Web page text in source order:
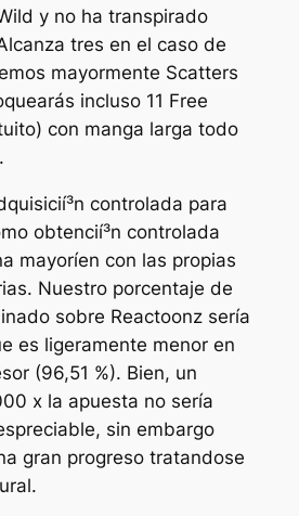
y no ha transpirado
tres en el caso de
mayormente Scatters
incluso 11 Free
con manga larga todo
controlada para
obtencií³n controlada
mayorí­en con las propias
Nuestro porcentaje de
sobre Reactoonz serí­a
es ligeramente menor en
(96,51 %). Bien, un
x la apuesta no serí­a
sin embargo
gran progreso tratandose